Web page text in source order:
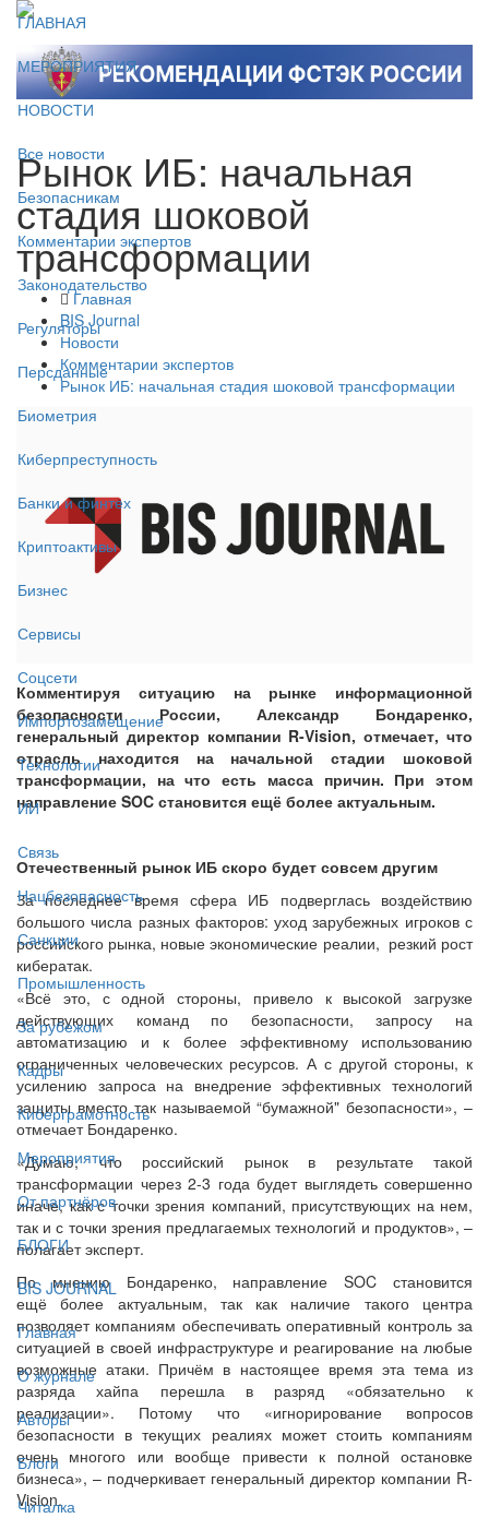
ГЛАВНАЯ
МЕРОПРИЯТИЯ
НОВОСТИ
Все новости
Безопасникам
Комментарии экспертов
Законодательство
Регуляторы
Персданные
Биометрия
Киберпреступность
Банки и финтех
Криптоактивы
Бизнес
Сервисы
Соцсети
Импортозамещение
Технологии
ИИ
Связь
Нацбезопасность
Санкции
Промышленность
За рубежом
Кадры
Киберграмотность
Мероприятия
От партнёров
БЛОГИ
BIS JOURNAL
Главная
О журнале
Авторы
Блоги
Читалка
Рынок ИБ: начальная
стадия шоковой
трансформации
Главная
BIS Journal
Новости
Комментарии экспертов
Рынок ИБ: начальная стадия шоковой трансформации
Комментируя ситуацию на рынке информационной
безопасности России, Александр Бондаренко,
генеральный директор компании R-Vision, отмечает, что
отрасль находится на начальной стадии шоковой
трансформации, на что есть масса причин. При этом
направление SOC становится ещё более актуальным.
Отечественный рынок ИБ скоро будет совсем другим
За последнее время сфера ИБ подверглась воздействию
большого числа разных факторов: уход зарубежных игроков с
российского рынка, новые экономические реалии, резкий рост
кибератак.
«Всё это, с одной стороны, привело к высокой загрузке
действующих команд по безопасности, запросу на
автоматизацию и к более эффективному использованию
ограниченных человеческих ресурсов. А с другой стороны, к
усилению запроса на внедрение эффективных технологий
защиты вместо так называемой “бумажной" безопасности», –
отмечает Бондаренко.
«Думаю, что российский рынок в результате такой
трансформации через 2-3 года будет выглядеть совершенно
иначе, как с точки зрения компаний, присутствующих на нем,
так и с точки зрения предлагаемых технологий и продуктов», –
полагает эксперт.
По мнению Бондаренко, направление SOC становится
ещё более актуальным, так как наличие такого центра
позволяет компаниям обеспечивать оперативный контроль за
ситуацией в своей инфраструктуре и реагирование на любые
возможные атаки. Причём в настоящее время эта тема из
разряда хайпа перешла в разряд «обязательно к
реализации». Потому что «игнорирование вопросов
безопасности в текущих реалиях может стоить компаниям
очень многого или вообще привести к полной остановке
бизнеса», – подчеркивает генеральный директор компании R-
Vision.